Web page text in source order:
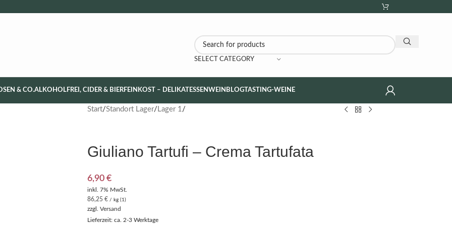
SELECT CATEGORY
& CO.ALKOHOLFREI, CIDER & BIERFEINKOST – DELIKATESSENWEINBLOGTASTING-WEINE
Start Standort Lager Lager 1
Giuliano Tartufi – Crema Tartufata
6,90 €
inkl. 7% MwSt.
86,25 € / kg (1)
zzgl. Versand
Lieferzeit: ca. 2-3 Werktage